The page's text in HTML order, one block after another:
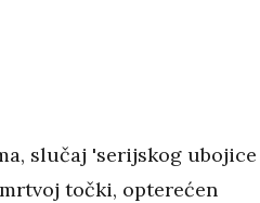
slučaj 'serijskog ubojice
točki, opterećen